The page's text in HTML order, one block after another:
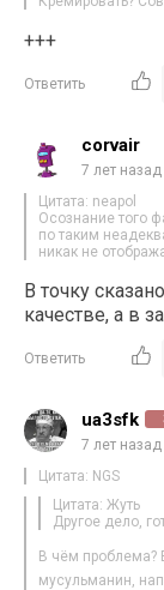
+++
Ответить
corvair
7 лет назад
Цитата: neapol
Осознание того
по таким
никак не
В точку
качестве, а в
Ответить
ua3sfk
7 лет назад
Цитата: NGS
Цитата: Жуть
Другое дело,
В чём проблема?
мусульманин,